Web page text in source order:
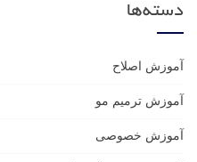
دسته‌ها
آموزش اصلاح
آموزش ترمیم مو
آموزش خصوصی